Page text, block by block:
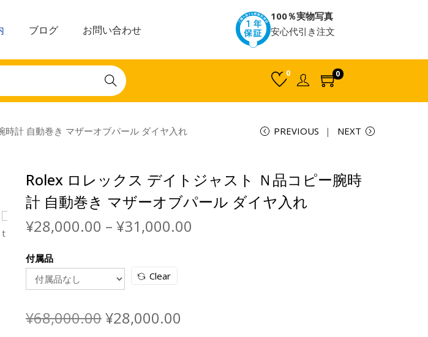
ブログ お問い合わせ
100％実物写真
安心代引き注文
Search
0 0
計 自動巻き マザーオブパール ダイヤ入れ PREVIOUS NEXT
Rolex ロレックス デイトジャスト Ｎ品コピー腕時
計 自動巻き マザーオブパール ダイヤ入れ
¥28,000.00 – ¥31,000.00
付属品
Clear
¥68,000.00¥28,000.00